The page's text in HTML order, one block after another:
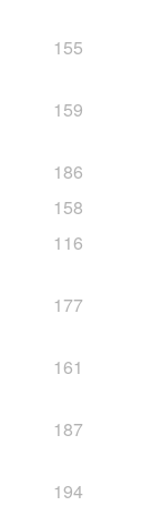
155
159
186
158
116
177
161
187
194